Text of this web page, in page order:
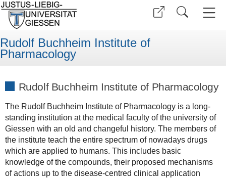
Rudolf Buchheim Institute of
Pharmacology
Rudolf Buchheim Institute of Pharmacology
The Rudolf Buchheim Institute of Pharmacology is a long-
standing institution at the medical faculty of the university of
Giessen with an old and changeful history. The members of
the institute teach the entire spectrum of nowadays drugs
which are applied to humans. This includes basic
knowledge of the compounds, their proposed mechanisms
of actions up to the disease-centred clinical application